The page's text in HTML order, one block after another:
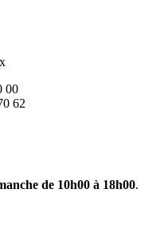
00
62
de 10h00 à 18h00.